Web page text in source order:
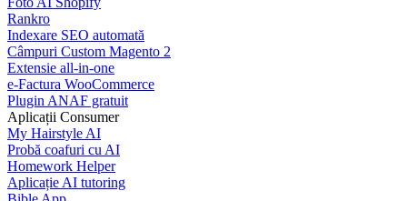
Rankro
Indexare SEO automată
Câmpuri Custom Magento 2
Extensie all-in-one
e-Factura WooCommerce
Plugin ANAF gratuit
Aplicații Consumer
My Hairstyle AI
Probă coafuri cu AI
Homework Helper
Aplicație AI tutoring